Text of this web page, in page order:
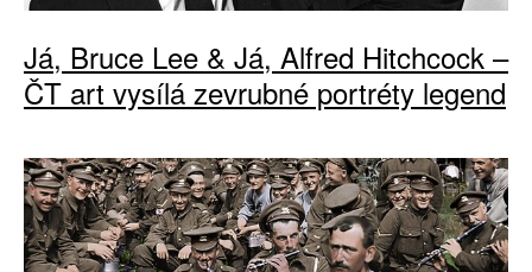
Já, Bruce Lee & Já, Alfred Hitchcock –
ČT art vysílá zevrubné portréty legend